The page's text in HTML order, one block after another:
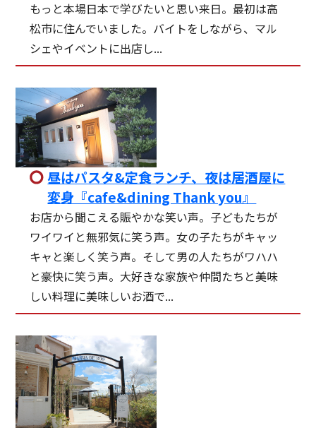
もっと本場日本で学びたいと思い来日。最初は高
松市に住んでいました。バイトをしながら、マル
シェやイベントに出店し...
昼はパスタ&定食ランチ、夜は居酒屋に
変身『cafe&dining Thank you』
お店から聞こえる賑やかな笑い声。子どもたちが
ワイワイと無邪気に笑う声。女の子たちがキャッ
キャと楽しく笑う声。そして男の人たちがワハハ
と豪快に笑う声。大好きな家族や仲間たちと美味
しい料理に美味しいお酒で...